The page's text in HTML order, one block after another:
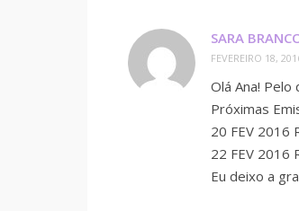
SARA
FEVEREIRO 18,
Olá Ana! Pelo
Próximas
20 FEV 2016
22 FEV 2016
Eu deixo a